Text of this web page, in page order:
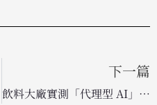
下一篇
飲料大廠實測「代理型 AI」投廣告：自動化購買讓成本大降 5.5 倍